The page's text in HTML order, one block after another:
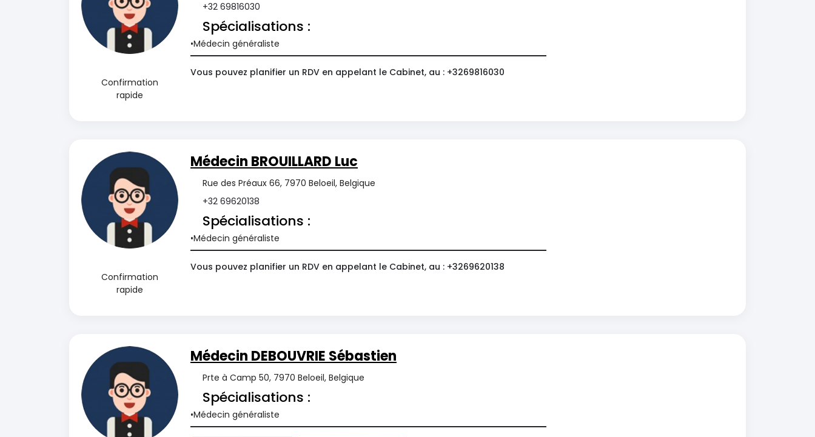
Confirmation
rapide
+32 69816030
Spécialisations :
Médecin généraliste
Vous pouvez planifier un RDV en appelant le Cabinet, au : +3269816030
Confirmation
rapide
Médecin BROUILLARD Luc
Rue des Préaux 66, 7970 Beloeil, Belgique
+32 69620138
Spécialisations :
Médecin généraliste
Vous pouvez planifier un RDV en appelant le Cabinet, au : +3269620138
Médecin DEBOUVRIE Sébastien
Prte à Camp 50, 7970 Beloeil, Belgique
Spécialisations :
Médecin généraliste